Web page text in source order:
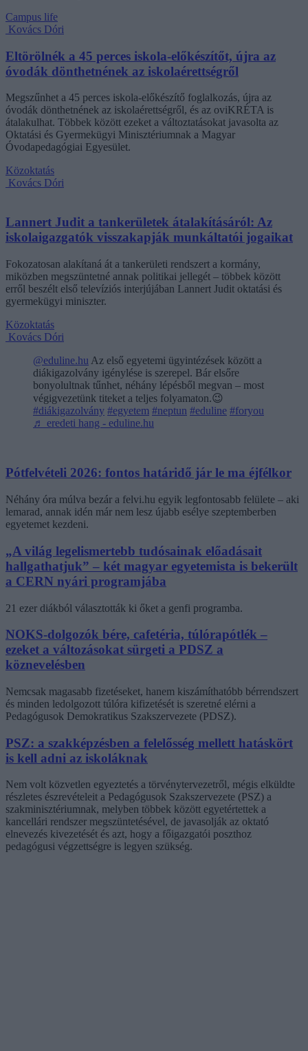
Campus life
Kovács Dóri
Eltörölnék a 45 perces iskola-előkészítőt, újra az
óvodák dönthetnének az iskolaérettségről
Megszűnhet a 45 perces iskola-előkészítő foglalkozás, újra az
óvodák dönthetnének az iskolaérettségről, és az oviKRÉTA is
átalakulhat. Többek között ezeket a változtatásokat javasolta az
Oktatási és Gyermekügyi Minisztériumnak a Magyar
Óvodapedagógiai Egyesület.
Közoktatás
Kovács Dóri
Lannert Judit a tankerületek átalakításáról: Az
iskolaigazgatók visszakapják munkáltatói jogaikat
Fokozatosan alakítaná át a tankerületi rendszert a kormány,
miközben megszüntetné annak politikai jellegét – többek között
erről beszélt első televíziós interjújában Lannert Judit oktatási és
gyermekügyi miniszter.
Közoktatás
Kovács Dóri
@eduline.hu Az első egyetemi ügyintézések között a
diákigazolvány igénylése is szerepel. Bár elsőre
bonyolultnak tűnhet, néhány lépésből megvan – most
végigvezetünk titeket a teljes folyamaton.😉
#diákigazolvány #egyetem #neptun #eduline #foryou
♬ eredeti hang - eduline.hu
Pótfelvételi 2026: fontos határidő jár le ma éjfélkor
Néhány óra múlva bezár a felvi.hu egyik legfontosabb felülete – aki
lemarad, annak idén már nem lesz újabb esélye szeptemberben
egyetemet kezdeni.
„A világ legelismertebb tudósainak előadásait
hallgathatjuk” – két magyar egyetemista is bekerült
a CERN nyári programjába
21 ezer diákból választották ki őket a genfi programba.
NOKS-dolgozók bére, cafetéria, túlórapótlék –
ezeket a változásokat sürgeti a PDSZ a
köznevelésben
Nemcsak magasabb fizetéseket, hanem kiszámíthatóbb bérrendszert
és minden ledolgozott túlóra kifizetését is szeretné elérni a
Pedagógusok Demokratikus Szakszervezete (PDSZ).
PSZ: a szakképzésben a felelősség mellett hatáskört
is kell adni az iskoláknak
Nem volt közvetlen egyeztetés a törvénytervezetről, mégis elküldte
részletes észrevételeit a Pedagógusok Szakszervezete (PSZ) a
szakminisztériumnak, melyben többek között egyetértettek a
kancellári rendszer megszüntetésével, de javasolják az oktató
elnevezés kivezetését és azt, hogy a főigazgatói poszthoz
pedagógusi végzettségre is legyen szükség.